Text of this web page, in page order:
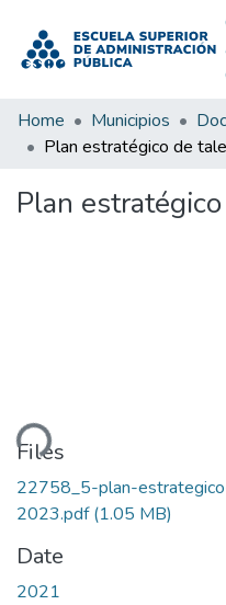
Home Municipios
Plan
Files
22758_5-plan-
2023.pdf(1.05 MB)
Date
2021